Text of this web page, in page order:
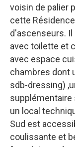
voisin de palier
cette
d'ascenseurs.
avec toilette et
avec espace
chambres dont
sdb-dressing)
supplémentaire
un local
Sud est
coulissante et